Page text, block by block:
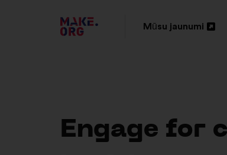
DOTIES
SĀKUMLAPU
Mūsu jaunumi
Engage for